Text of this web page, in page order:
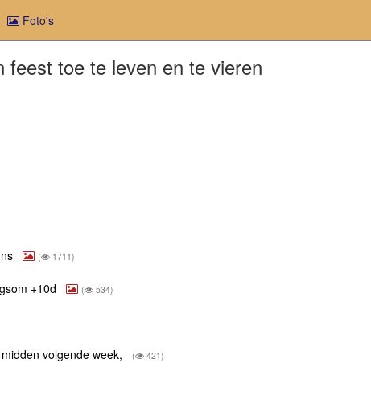
Foto's
feest toe te leven en te vieren
( 1711)
+10d ( 534)
volgende week, ( 421)